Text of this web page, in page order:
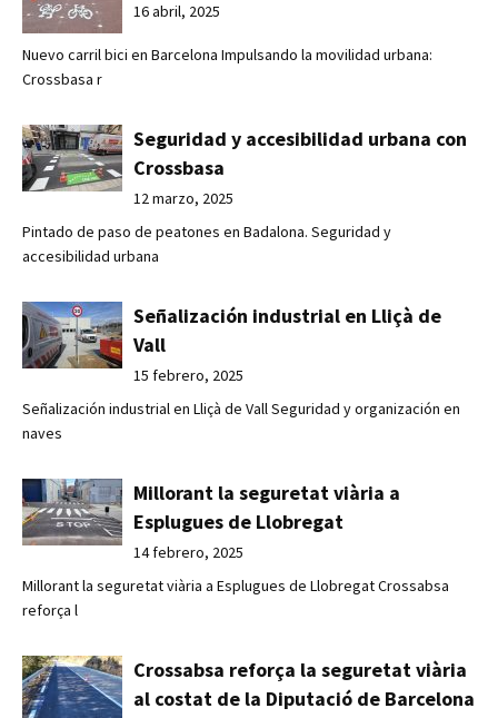
16 abril, 2025
Nuevo carril bici en Barcelona Impulsando la movilidad urbana:
Crossbasa r
Seguridad y accesibilidad urbana con
Crossbasa
12 marzo, 2025
Pintado de paso de peatones en Badalona. Seguridad y
accesibilidad urbana
Señalización industrial en Lliçà de
Vall
15 febrero, 2025
Señalización industrial en Lliçà de Vall Seguridad y organización en
naves
Millorant la seguretat viària a
Esplugues de Llobregat
14 febrero, 2025
Millorant la seguretat viària a Esplugues de Llobregat Crossabsa
reforça l
Crossabsa reforça la seguretat viària
al costat de la Diputació de Barcelona